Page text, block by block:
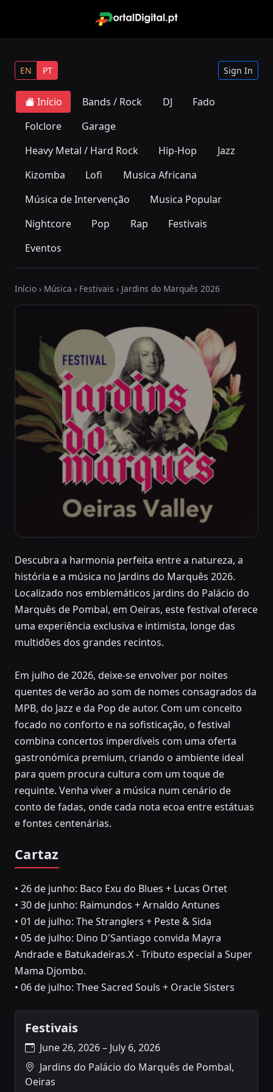
EN PT Sign In
Início Bands / Rock DJ
Fado
Folclore
Garage
Heavy Metal / Hard Rock
Hip-Hop
Jazz
Kizomba
Lofi
Musica Africana
Música de Intervenção
Musica Popular
Nightcore
Pop Rap
Festivais
Eventos
Início › Música › Festivais › Jardins do Marquês 2026
JUNE 26, 2026 – JULY 6, 2026
Jardins do Marquês
2026
Jardins do Palácio do Marquês de
Pombal, Oeiras
Descubra a harmonia perfeita entre a natureza, a
história e a música no Jardins do Marquês 2026.
Localizado nos emblemáticos jardins do Palácio do
Marquês de Pombal, em Oeiras, este festival oferece
uma experiência exclusiva e intimista, longe das
multidões dos grandes recintos.
Em julho de 2026, deixe-se envolver por noites
quentes de verão ao som de nomes consagrados da
MPB, do Jazz e da Pop de autor. Com um conceito
focado no conforto e na sofisticação, o festival
combina concertos imperdíveis com uma oferta
gastronómica premium, criando o ambiente ideal
para quem procura cultura com um toque de
requinte. Venha viver a música num cenário de
conto de fadas, onde cada nota ecoa entre estátuas
e fontes centenárias.
Cartaz
• 26 de junho: Baco Exu do Blues + Lucas Ortet
• 30 de junho: Raimundos + Arnaldo Antunes
• 01 de julho: The Stranglers + Peste & Sida
• 05 de julho: Dino D'Santiago convida Mayra
Andrade e Batukadeiras.X - Tributo especial a Super
Mama Djombo.
• 06 de julho: Thee Sacred Souls + Oracle Sisters
Festivais
June 26, 2026 – July 6, 2026
Jardins do Palácio do Marquês de Pombal,
Oeiras